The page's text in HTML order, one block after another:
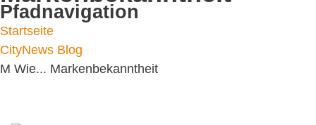
Pfadnavigation
Startseite
CityNews Blog
M Wie... Markenbekanntheit